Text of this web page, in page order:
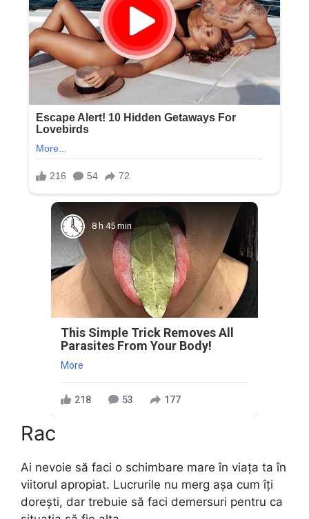
8 h 45 min
This Simple Trick Removes All
Parasites From Your Body!
More
218 53 177
Rac
Ai nevoie să faci o schimbare mare în viața ta în
viitorul apropiat. Lucrurile nu merg așa cum îți
dorești, dar trebuie să faci demersuri pentru ca